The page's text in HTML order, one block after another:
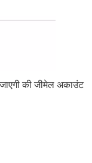
की जीमेल अकाउंट